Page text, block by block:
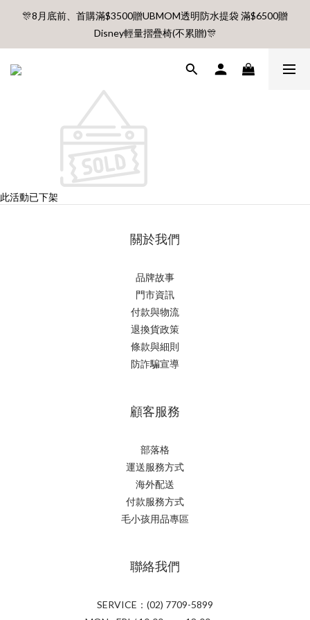
🎊8月底前、首購滿$3500贈UBMOM透明防水提袋 滿$6500贈
Disney輕量摺疊椅(不累贈)🎊
🎊8月底前、首購滿$3500贈UBMOM透明防水提袋 滿$6500贈
Disney輕量摺疊椅(不累贈)🎊
【村却國際溫泉酒店】指定平日免加價升等雙面景觀客房
8月每週五、六、日 新會員 首購免運🔥
🎊8月底前、首購滿$3500贈UBMOM透明防水提袋 滿$6500贈
Disney輕量摺疊椅(不累贈)🎊
此活動已下架
關於我們
品牌故事
門市資訊
付款與物流
退換貨政策
條款與細則
防詐騙宣導
顧客服務
部落格
運送服務方式
海外配送
付款服務方式
毛小孩用品專區
聯絡我們
SERVICE：(02) 7709-5899